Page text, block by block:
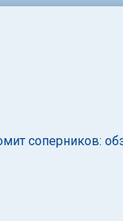
соперников: